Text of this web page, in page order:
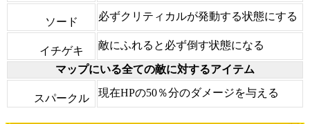
ソード 必ずクリティカルが発動する状態にする
イチゲキ 敵にふれると必ず倒す状態になる
マップにいる全ての敵に対するアイテム
スパークル 現在HPの50％分のダメージを与える